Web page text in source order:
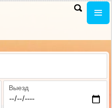
Выезд